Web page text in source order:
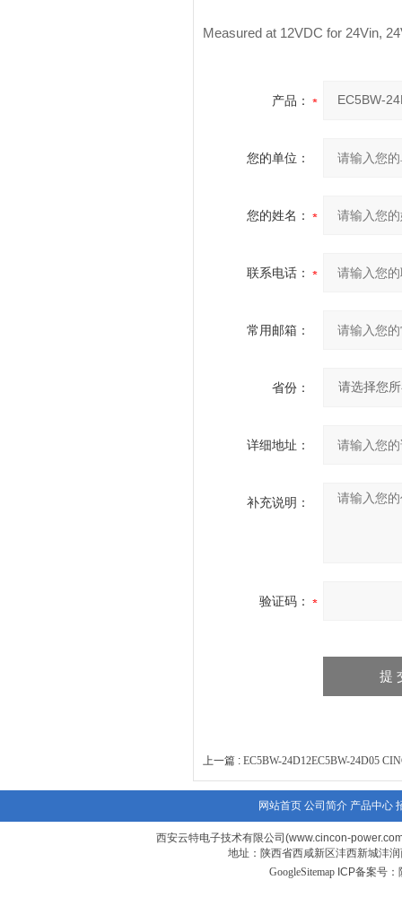
Measured at 12VDC for 24Vin,
产品：
您的单位：
您的姓名：
联系电话：
常用邮箱：
省份：
详细地址：
补充说明：
验证码：
上一篇 : EC5BW-24D12EC5BW-24D05
网站首页 公司简介 产品中心
西安云特电子技术有限公司(www.cincon-
地址：陕西省西咸新区沣西新城沣
GoogleSitemap ICP备案号：